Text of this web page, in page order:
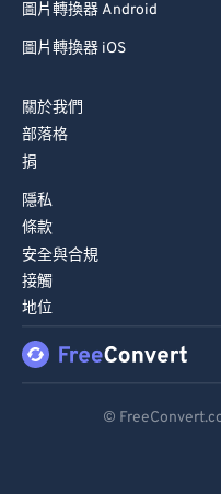
圖片轉換器 Android
圖片轉換器 iOS
關於我們
部落格
捐
隱私
條款
安全與合規
接觸
地位
©